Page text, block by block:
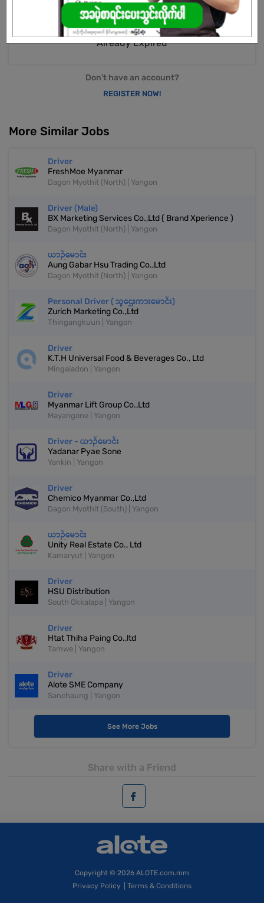
Already Expired
Don't have an account?
REGISTER NOW!
More Similar Jobs
Driver
FreshMoe Myanmar
Dagon Myothit (North) | Yangon
Driver (Male)
BX Marketing Services Co.,Ltd ( Brand Xperience )
Dagon Myothit (North) | Yangon
ယာဉ်မောင်း
Aung Gabar Hsu Trading Co.,Ltd
Dagon Myothit (North) | Yangon
Personal Driver ( သူဌေးကားမောင်း)
Zurich Marketing Co.,Ltd
Thingangkuun | Yangon
Driver
K.T.H Universal Food & Beverages Co., Ltd
Mingaladon | Yangon
Driver
Myanmar Lift Group Co.,Ltd
Mayangone | Yangon
Driver - ယာဉ်မောင်း
Yadanar Pyae Sone
Yankin | Yangon
Driver
Chemico Myanmar Co.,Ltd
Dagon Myothit (South) | Yangon
ယာဉ်မောင်း
Unity Real Estate Co., Ltd
Kamaryut | Yangon
Driver
HSU Distribution
South Okkalapa | Yangon
Driver
Htat Thiha Paing Co.,ltd
Tamwe | Yangon
Driver
Alote SME Company
Sanchaung | Yangon
See More Jobs
Share with a Friend
Copyright © 2026 ALOTE.com.mm
Privacy Policy
Terms & Conditions